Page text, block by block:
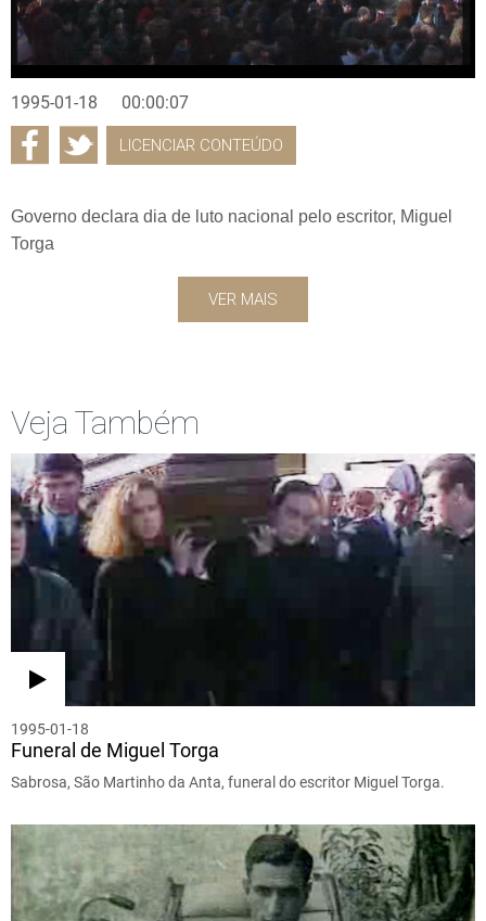
1995-01-18 00:00:07
LICENCIAR CONTEÚDO
Governo declara dia de luto nacional pelo escritor, Miguel
Torga
VER MAIS
Veja Também
1995-01-18
Funeral de Miguel Torga
Sabrosa, São Martinho da Anta, funeral do escritor Miguel Torga.